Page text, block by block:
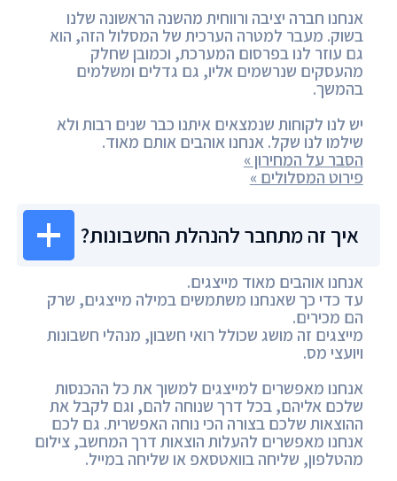
אנחנו חברה יציבה ורווחית מהשנה הראשונה שלנו
בשוק. מעבר למטרה הערכית של המסלול הזה, הוא
גם עוזר לנו בפרסום המערכת, וכמובן שחלק
מהעסקים שנרשמים אליו, גם גדלים ומשלמים
בהמשך.
יש לנו לקוחות שנמצאים איתנו כבר שנים רבות ולא
שילמו לנו שקל. אנחנו אוהבים אותם מאוד.
הסבר על המחירון »
פירוט המסלולים »
איך זה מתחבר להנהלת החשבונות?
אנחנו אוהבים מאוד מייצגים.
עד כדי כך שאנחנו משתמשים במילה מייצגים, שרק
הם מכירים.
מייצגים זה מושג שכולל רואי חשבון, מנהלי חשבונות
ויועצי מס.
אנחנו מאפשרים למייצגים למשוך את כל ההכנסות
שלכם אליהם, בכל דרך שנוחה להם, וגם לקבל את
ההוצאות שלכם בצורה הכי נוחה האפשרית. גם לכם
אנחנו מאפשרים להעלות הוצאות דרך המחשב, צילום
מהטלפון, שליחה בוואטסאפ או שליחה במייל.